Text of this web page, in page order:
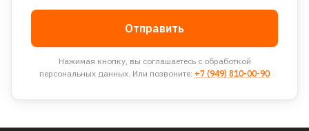
Отправить
Нажимая кнопку, вы соглашаетесь с обработкой
персональных данных. Или позвоните: +7 (949) 810-00-90